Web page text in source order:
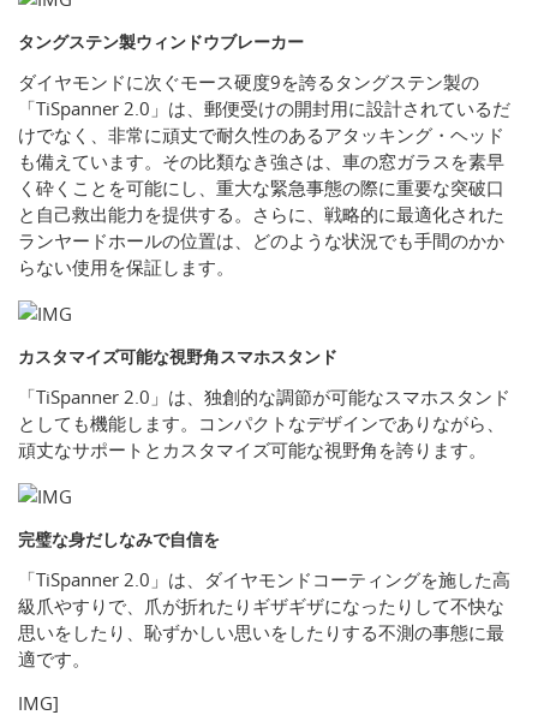
タングステン製ウィンドウブレーカー
ダイヤモンドに次ぐモース硬度9を誇るタングステン製の
「TiSpanner 2.0」は、郵便受けの開封用に設計されているだ
けでなく、非常に頑丈で耐久性のあるアタッキング・ヘッド
も備えています。その比類なき強さは、車の窓ガラスを素早
く砕くことを可能にし、重大な緊急事態の際に重要な突破口
と自己救出能力を提供する。さらに、戦略的に最適化された
ランヤードホールの位置は、どのような状況でも手間のかか
らない使用を保証します。
カスタマイズ可能な視野角スマホスタンド
「TiSpanner 2.0」は、独創的な調節が可能なスマホスタンド
としても機能します。コンパクトなデザインでありながら、
頑丈なサポートとカスタマイズ可能な視野角を誇ります。
完璧な身だしなみで自信を
「TiSpanner 2.0」は、ダイヤモンドコーティングを施した高
級爪やすりで、爪が折れたりギザギザになったりして不快な
思いをしたり、恥ずかしい思いをしたりする不測の事態に最
適です。
IMG]